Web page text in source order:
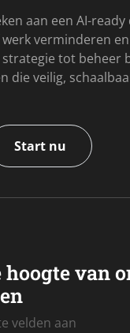
aan een AI-
verminderen
tot beheer
die veilig,
Start nu
van
velden aan